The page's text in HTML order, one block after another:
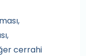
cerrahi